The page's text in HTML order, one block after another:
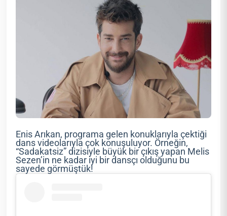
Enis Arıkan, programa gelen konuklarıyla çektiği
dans videolarıyla çok konuşuluyor. Örneğin,
“Sadakatsiz” dizisiyle büyük bir çıkış yapan Melis
Sezen’in ne kadar iyi bir dansçı olduğunu bu
sayede görmüştük!